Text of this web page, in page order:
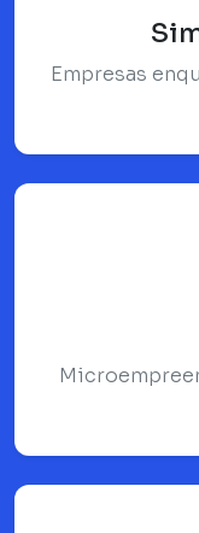
Empresas